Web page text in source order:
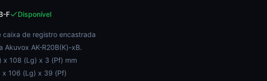
F Disponível
caixa de registro encastrada
Akuvox AK-R20B(K)-xB.
x 108 (Lg) x 3 (Pf) mm
x 106 (Lg) x 39 (Pf)